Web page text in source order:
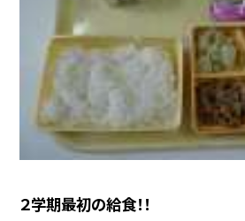
２学期最初の給食！！